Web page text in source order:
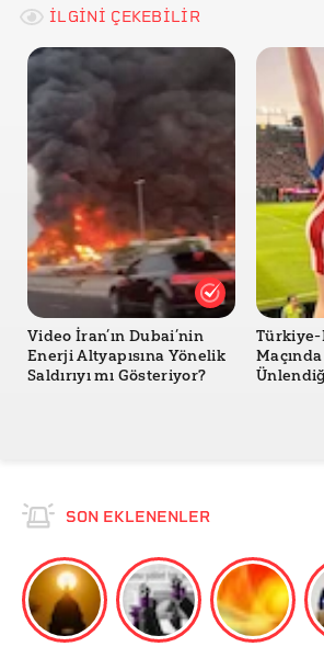
Youtube: Booing Sounds - Crowd
Noise - 1 Hour
Reuters
USA Today
Newsweek
İLGİNİ ÇEKEBİLİR
Video İran’ın Dubai’nin
Enerji Altyapısına Yönelik
Saldırıyı mı Gösteriyor?
Türkiye-
SON EKLENENLER